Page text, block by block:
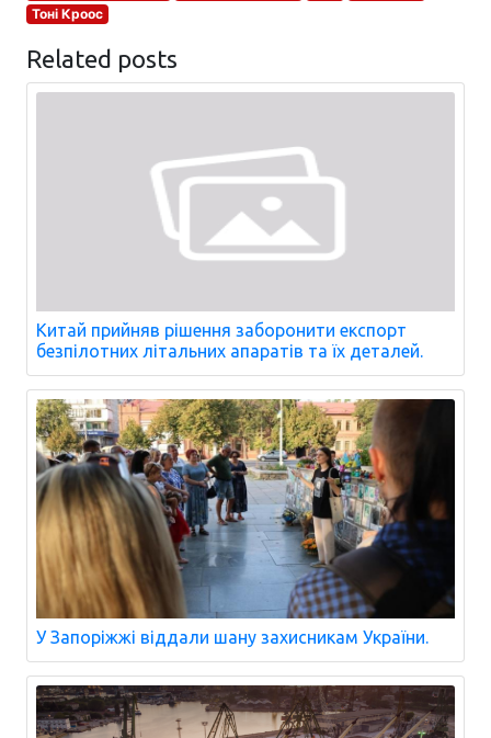
Тоні Кроос
Related posts
Китай прийняв рішення заборонити експорт
безпілотних літальних апаратів та їх деталей.
У Запоріжжі віддали шану захисникам України.